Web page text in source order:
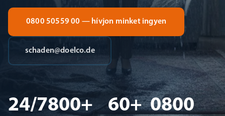
0800 50559 00 — hívjon minket ingyen
schaden@doelco.de
24/7800+ 60+ 0800